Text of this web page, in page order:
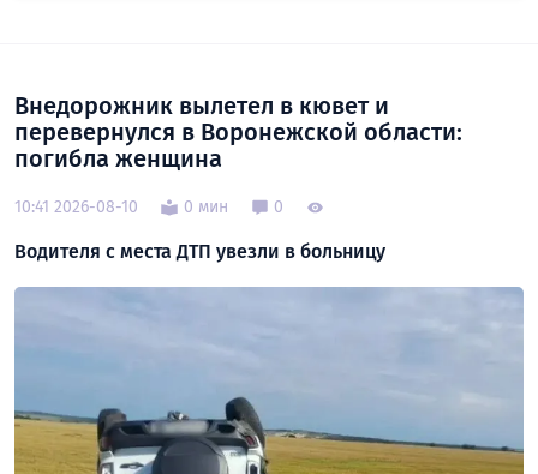
Внедорожник вылетел в кювет и
перевернулся в Воронежской области:
погибла женщина
10:41 2026-08-10 0 мин 0
Водителя с места ДТП увезли в больницу